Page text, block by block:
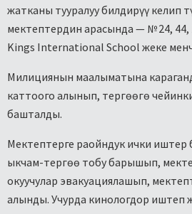
жатканы тууралуу билдирүү келип
мектептердин арасында — № 24, 44,
Kings International School жеке
Милициянын маалыматына
каттоого алынып, тергөөгө
башталды.
Мектептерге раойндук ички
ыкчам-тергөө тобу барышып,
окуучулар эвакуациялашып,
алынды. Учурда кинологдор иштеп